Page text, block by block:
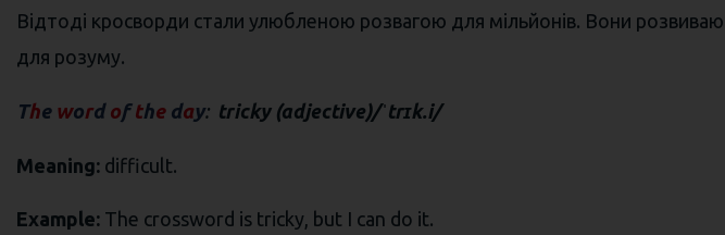
Відтоді кросворди стали улюбленою розвагою для мільйонів. Вони
для розуму.
The word of the day: tricky (adjective)/ˈtrɪk.i/
Meaning: difficult.
Example: The crossword is tricky, but I can do it.